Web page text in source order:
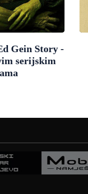
Gein Story -
serijskim